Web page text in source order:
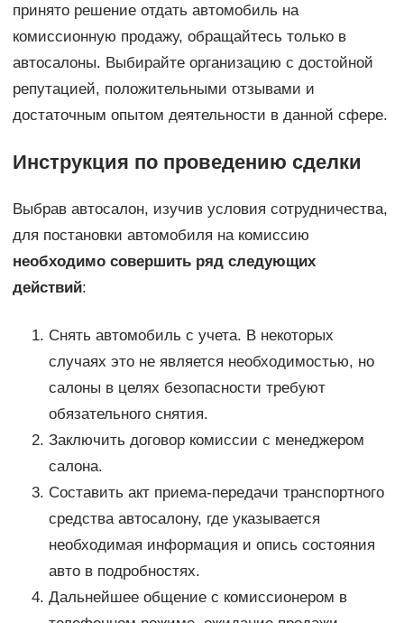
принято решение отдать автомобиль на
комиссионную продажу, обращайтесь только в
автосалоны. Выбирайте организацию с достойной
репутацией, положительными отзывами и
достаточным опытом деятельности в данной сфере.
Инструкция по проведению сделки
Выбрав автосалон, изучив условия сотрудничества,
для постановки автомобиля на комиссию
необходимо совершить ряд следующих
действий:
Снять автомобиль с учета. В некоторых
случаях это не является необходимостью, но
салоны в целях безопасности требуют
обязательного снятия.
Заключить договор комиссии с менеджером
салона.
Составить акт приема-передачи транспортного
средства автосалону, где указывается
необходимая информация и опись состояния
авто в подробностях.
Дальнейшее общение с комиссионером в